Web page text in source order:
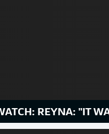
REYNA: "IT